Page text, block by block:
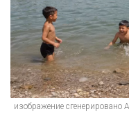
изображение сгенерировано